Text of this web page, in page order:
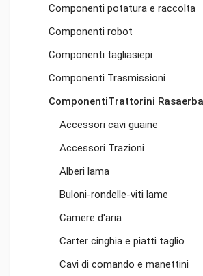
Componenti potatura e raccolta
Componenti robot
Componenti tagliasiepi
Componenti Trasmissioni
ComponentiTrattorini
Accessori cavi guaine
Accessori Trazioni
Alberi lama
Buloni-rondelle-viti lame
Camere d'aria
Carter cinghia e piatti taglio
Cavi di comando e manettini